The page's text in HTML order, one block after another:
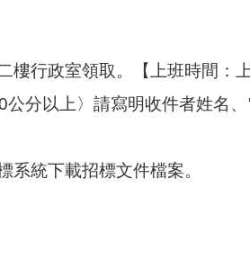
樓行政室領取。【上班時間：
分以上〉請寫明收件者姓名
統下載招標文件檔案。